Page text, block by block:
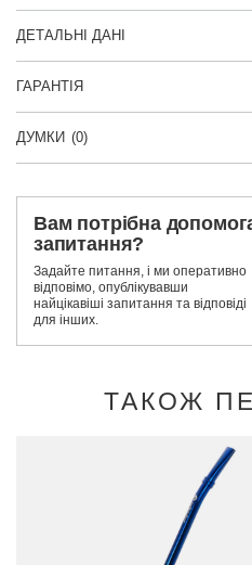
ДЕТАЛЬНІ ДАНІ
ГАРАНТІЯ
ДУМКИ (0)
Вам потрібна
запитання?
Задайте питання, і ми оперативно
відповімо, опублікувавши
найцікавіші запитання та відповіді
для інших.
ТАКОЖ